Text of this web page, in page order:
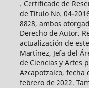
. Certificado de
de Título No. 04-
8828, ambos
Derecho de Autor.
actualización de
Martínez, Jefa del
de Ciencias y Artes
Azcapotzalco,
febrero de 2022.